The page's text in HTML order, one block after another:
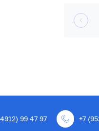
99 47 97 +7